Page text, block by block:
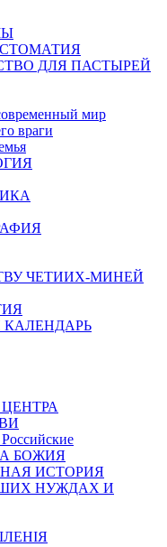
ДЛЯ ПАСТЫРЕЙ
мир
враги
ЧЕТИИХ-МИНЕЙ
БОЖИЯ
ИСТОРИЯ
НУЖДАХ И